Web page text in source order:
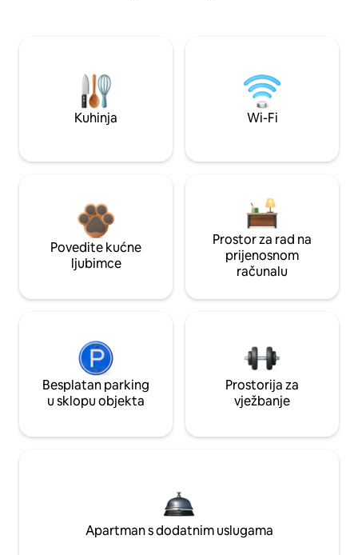
Kuhinja Wi-Fi
Povedite kućne
ljubimce
Prostor za rad na
prijenosnom
računalu
Besplatan parking
u sklopu objekta
Prostorija za
vježbanje
Apartman s dodatnim uslugama